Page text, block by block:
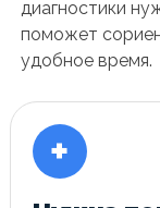
диагностики
поможет
удобное время.
+